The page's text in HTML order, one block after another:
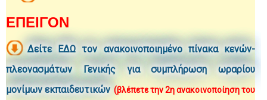
ΕΠΕΙΓΟΝ
ΔείτεΕΔΩ τον ανακοινοποιημένο πίνακα κενών-
πλεονασμάτων Γενικής για συμπλήρωση ωραρίου
μονίμων εκπαιδευτικών (βλέπετε την 2η ανακοινοποίηση του